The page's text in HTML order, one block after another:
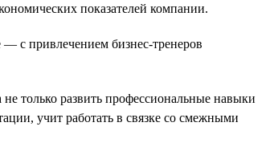
показателей компании.
с привлечением бизнес-тренеров
только развить профессиональные навыки
учит работать в связке со смежными